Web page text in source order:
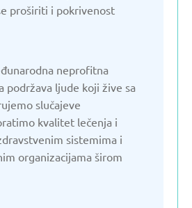
proširiti i pokrivenost
neprofitna
podržava ljude koji žive sa
slučajeve
kvalitet lečenja i
sistemima i
organizacijama širom